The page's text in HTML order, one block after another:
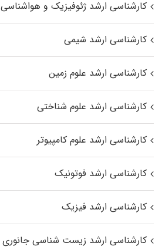
کارشناسی ارشد ژئوفیزیک و هواشناسی
کارشناسی ارشد شیمی
کارشناسی ارشد علوم زمین
کارشناسی ارشد علوم شناختی
کارشناسی ارشد علوم کامپیوتر
کارشناسی ارشد فوتونیک
کارشناسی ارشد فیزیک
کارشناسی ارشد زیست‌ شناسی جانوری